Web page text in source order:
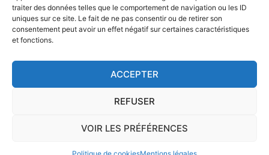
traiter des données telles que le comportement de navigation ou les ID
uniques sur ce site. Le fait de ne pas consentir ou de retirer son
consentement peut avoir un effet négatif sur certaines caractéristiques
et fonctions.
ACCEPTER
REFUSER
VOIR LES PRÉFÉRENCES
stations de taxis du point d'intérêt en question.
Stade de France(9,4 km)
Stade du Dr Bauer(10 km)
Stade Paris la défense arena